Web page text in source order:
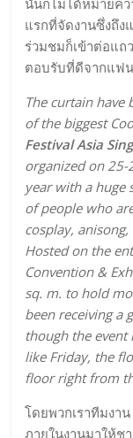
นั่นก็ไม่ได้หมายคว
แรกที่จัดงานซึ่งถึง
ร่วมชมก็เข้าต่อแถ
ตอบรับที่ดีจากแฟน
The curtain have
of the biggest
Festival Asia
organized on
year with a huge
of people who
cosplay, anisong,
Hosted on the
Convention &
sq. m. to hold
been receiving a
though the event
like Friday, the
floor right from
โดยพวกเราทีมงา
ภายในงานมาให้ช